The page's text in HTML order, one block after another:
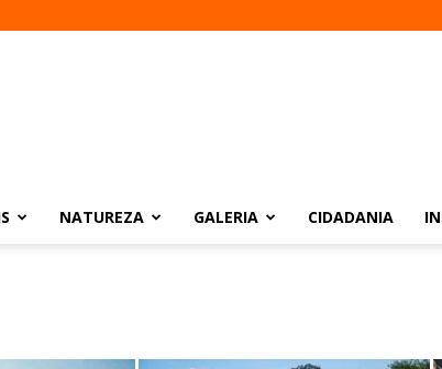
NATUREZA GALERIA CIDADANIA